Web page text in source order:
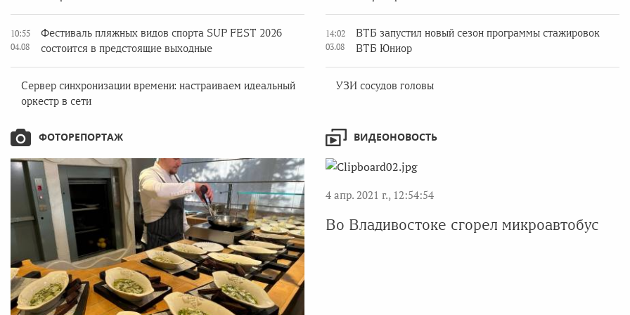
10:55
04.08
Фестиваль пляжных видов спорта SUP FEST 2026
состоится в предстоящие выходные
Сервер синхронизации времени: настраиваем идеальный
оркестр в сети
14:02
03.08
ВТБ запустил новый сезон программы стажировок
ВТБ Юниор
УЗИ сосудов головы
ФОТОРЕПОРТАЖ ВИДЕОНОВОСТЬ
4 апр. 2021 г., 12:54:54
Во Владивостоке сгорел микроавтобус